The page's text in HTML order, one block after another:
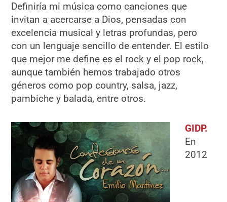
Definiría mi música como canciones que
invitan a acercarse a Dios, pensadas con
excelencia musical y letras profundas, pero
con un lenguaje sencillo de entender. El estilo
que mejor me define es el rock y el pop rock,
aunque también hemos trabajado otros
géneros como pop country, salsa, jazz,
pambiche y balada, entre otros.
GIDP.
En
2012